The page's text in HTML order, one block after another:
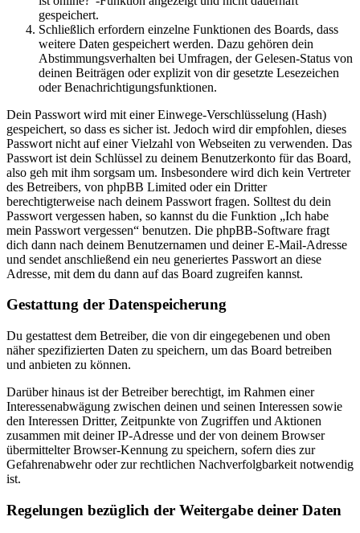
gespeichert.
Schließlich erfordern einzelne Funktionen des Boards, dass
weitere Daten gespeichert werden. Dazu gehören dein
Abstimmungsverhalten bei Umfragen, der Gelesen-Status von
deinen Beiträgen oder explizit von dir gesetzte Lesezeichen
oder Benachrichtigungsfunktionen.
Dein Passwort wird mit einer Einwege-Verschlüsselung (Hash)
gespeichert, so dass es sicher ist. Jedoch wird dir empfohlen, dieses
Passwort nicht auf einer Vielzahl von Webseiten zu verwenden. Das
Passwort ist dein Schlüssel zu deinem Benutzerkonto für das Board,
also geh mit ihm sorgsam um. Insbesondere wird dich kein Vertreter
des Betreibers, von phpBB Limited oder ein Dritter
berechtigterweise nach deinem Passwort fragen. Solltest du dein
Passwort vergessen haben, so kannst du die Funktion „Ich habe
mein Passwort vergessen“ benutzen. Die phpBB-Software fragt
dich dann nach deinem Benutzernamen und deiner E-Mail-Adresse
und sendet anschließend ein neu generiertes Passwort an diese
Adresse, mit dem du dann auf das Board zugreifen kannst.
Gestattung der Datenspeicherung
Du gestattest dem Betreiber, die von dir eingegebenen und oben
näher spezifizierten Daten zu speichern, um das Board betreiben
und anbieten zu können.
Darüber hinaus ist der Betreiber berechtigt, im Rahmen einer
Interessenabwägung zwischen deinen und seinen Interessen sowie
den Interessen Dritter, Zeitpunkte von Zugriffen und Aktionen
zusammen mit deiner IP-Adresse und der von deinem Browser
übermittelter Browser-Kennung zu speichern, sofern dies zur
Gefahrenabwehr oder zur rechtlichen Nachverfolgbarkeit notwendig
ist.
Regelungen bezüglich der Weitergabe deiner Daten